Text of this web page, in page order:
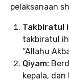
pelaksanaan
Takbiratul
takbiratul
“Allahu
Qiyam:
kepala,